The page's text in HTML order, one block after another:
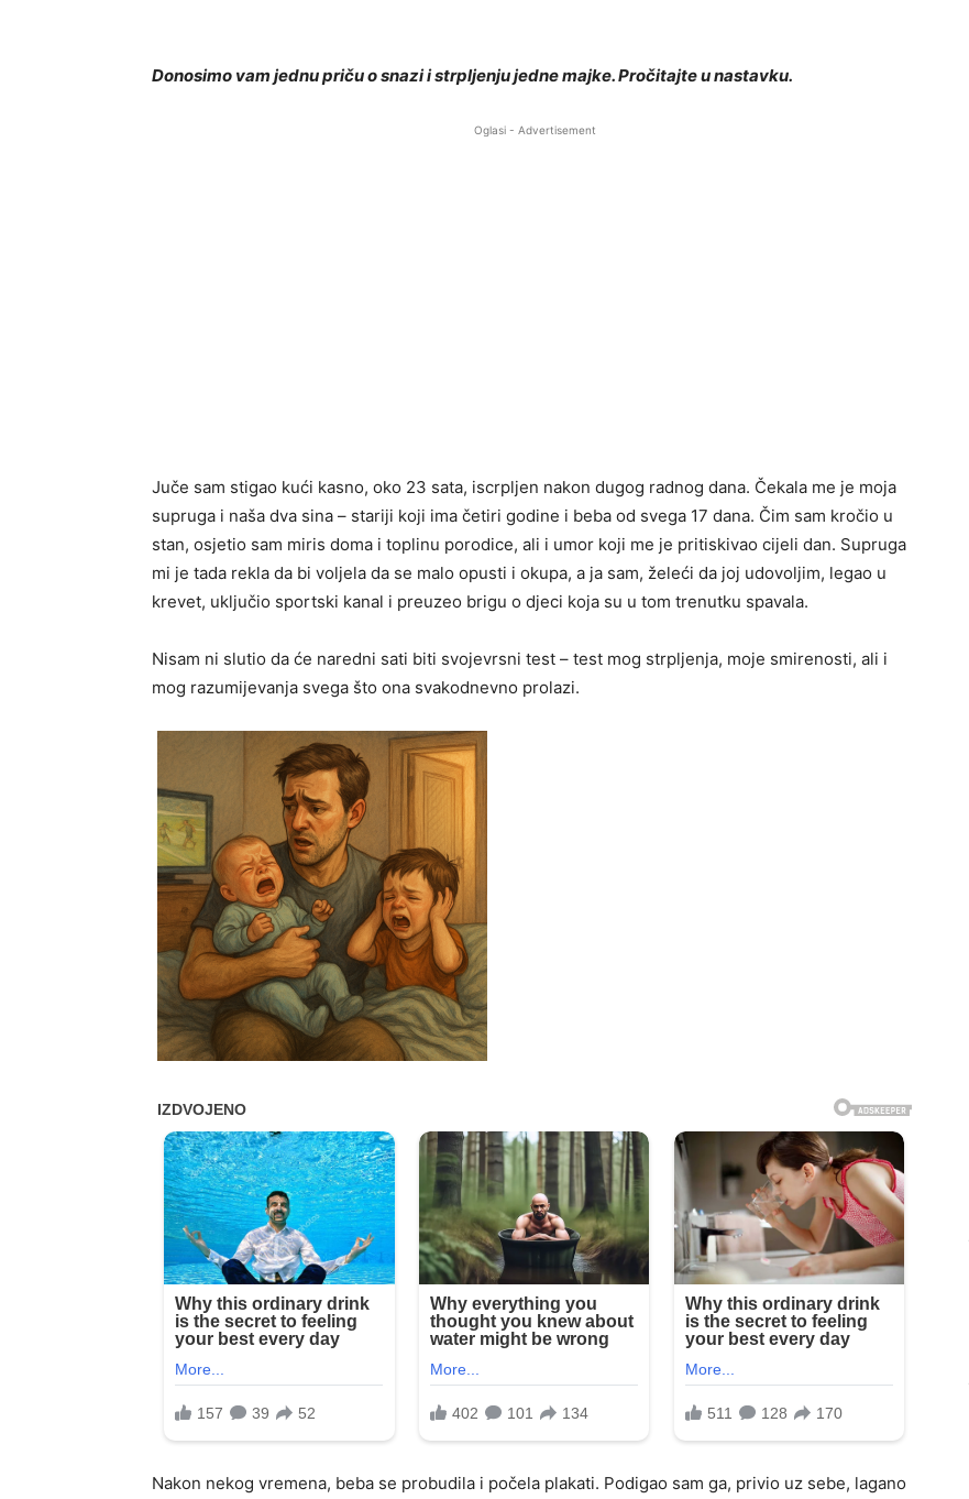
Donosimo vam jednu priču o snazi i strpljenju jedne majke. Pročitajte u nastavku.
Oglasi - Advertisement
Juče sam stigao kući kasno, oko 23 sata, iscrpljen nakon dugog radnog dana. Čekala me je moja
supruga i naša dva sina – stariji koji ima četiri godine i beba od svega 17 dana. Čim sam kročio u
stan, osjetio sam miris doma i toplinu porodice, ali i umor koji me je pritiskivao cijeli dan. Supruga
mi je tada rekla da bi voljela da se malo opusti i okupa, a ja sam, želeći da joj udovoljim, legao u
krevet, uključio sportski kanal i preuzeo brigu o djeci koja su u tom trenutku spavala.
Nisam ni slutio da će naredni sati biti svojevrsni test – test mog strpljenja, moje smirenosti, ali i
mog razumijevanja svega što ona svakodnevno prolazi.
Nakon nekog vremena, beba se probudila i počela plakati. Podigao sam ga, privio uz sebe, lagano